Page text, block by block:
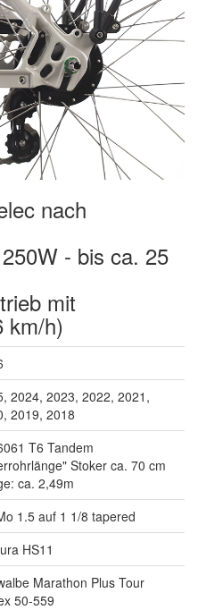
nach
- bis ca. 25
mit
km/h)
2024, 2023, 2022, 2021,
2019, 2018
T6 Tandem
Stoker ca. 70 cm
ca. 2,49m
1.5 auf 1 1/8 tapered
HS11
Marathon Plus Tour
50-559